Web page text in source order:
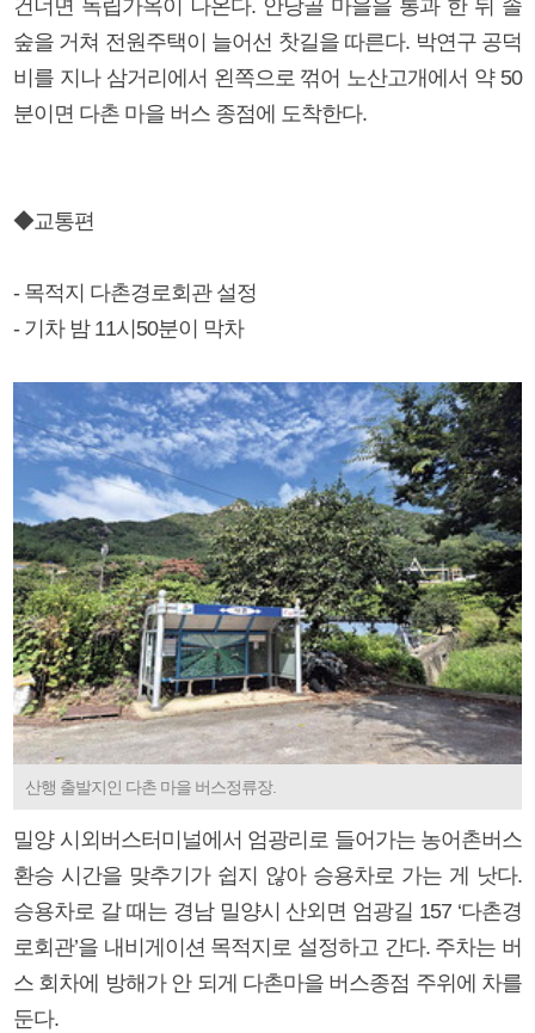
건너면 독립가옥이 나온다. 안당골 마을을 통과 한 뒤 솔
숲을 거쳐 전원주택이 늘어선 찻길을 따른다. 박연구 공덕
비를 지나 삼거리에서 왼쪽으로 꺾어 노산고개에서 약 50
분이면 다촌 마을 버스 종점에 도착한다.
◆교통편
- 목적지 다촌경로회관 설정
- 기차 밤 11시50분이 막차
산행 출발지인 다촌 마을 버스정류장.
밀양 시외버스터미널에서 엄광리로 들어가는 농어촌버스
환승 시간을 맞추기가 쉽지 않아 승용차로 가는 게 낫다.
승용차로 갈 때는 경남 밀양시 산외면 엄광길 157 ‘다촌경
로회관’을 내비게이션 목적지로 설정하고 간다. 주차는 버
스 회차에 방해가 안 되게 다촌마을 버스종점 주위에 차를
둔다.